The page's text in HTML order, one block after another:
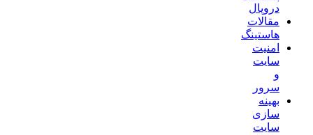
دروپال
مقالات
هاستینگ
امنیت
سایت
و
سرور
بهینه
سازی
سایت